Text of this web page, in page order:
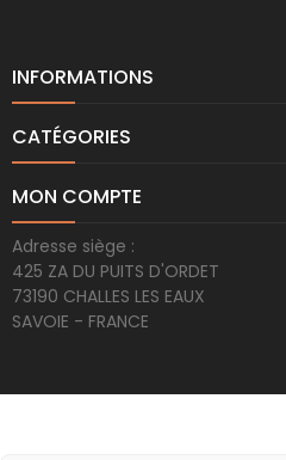
INFORMATIONS
CATÉGORIES
MON COMPTE
Adresse siège :
425 ZA DU PUITS D'ORDET
73190 CHALLES LES EAUX
SAVOIE - FRANCE